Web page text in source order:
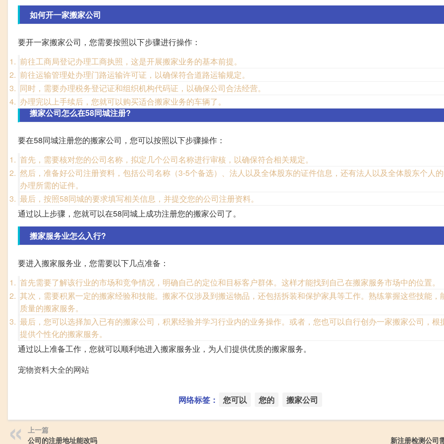
如何开一家搬家公司
要开一家搬家公司，您需要按照以下步骤进行操作：
前往工商局登记办理工商执照，这是开展搬家业务的基本前提。
前往运输管理处办理门路运输许可证，以确保符合道路运输规定。
同时，需要办理税务登记证和组织机构代码证，以确保公司合法经营。
办理完以上手续后，您就可以购买适合搬家业务的车辆了。
搬家公司怎么在58同城注册?
要在58同城注册您的搬家公司，您可以按照以下步骤操作：
首先，需要核对您的公司名称，拟定几个公司名称进行审核，以确保符合相关规定。
然后，准备好公司注册资料，包括公司名称（3-5个备选）、法人以及全体股东的证件信息，还有法人以及全体股东个人
办理所需的证件。
最后，按照58同城的要求填写相关信息，并提交您的公司注册资料。
通过以上步骤，您就可以在58同城上成功注册您的搬家公司了。
搬家服务业怎么入行?
要进入搬家服务业，您需要以下几点准备：
首先需要了解该行业的市场和竞争情况，明确自己的定位和目标客户群体。这样才能找到自己在搬家服务市场中的位置。
其次，需要积累一定的搬家经验和技能。搬家不仅涉及到搬运物品，还包括拆装和保护家具等工作。熟练掌握这些技能，
质量的搬家服务。
最后，您可以选择加入已有的搬家公司，积累经验并学习行业内的业务操作。或者，您也可以自行创办一家搬家公司，根
提供个性化的搬家服务。
通过以上准备工作，您就可以顺利地进入搬家服务业，为人们提供优质的搬家服务。
宠物资料大全的网站
网络标签： 您可以 您的 搬家公司
上一篇
公司的注册地址能改吗
新注册检测公司